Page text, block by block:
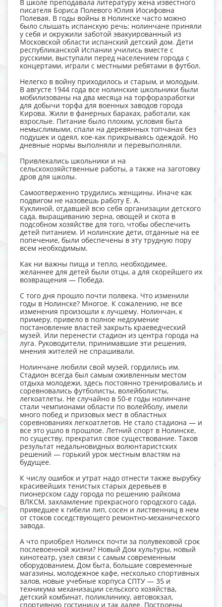
В школе преподавала литературу жена известного
писателя Бориса Полевого Юлия Иосифовна
Полевая. В годы войны в Нолинске часто можно
было слышать испанскую речь: нолинчане приняли
у себя и окружили заботой эвакуированный из
Московской области испанский детский дом. Дети
республиканской Испании учились вместе с
русскими, выступали перед населением города с
концертами, играли с местными ребятами в футбол.
Нелегко в войну приходилось и старым, и молодым.
В августе 1944 года все нолинские школьники были
мобилизованы на два месяца на торфоразработки
для добычи торфа для военных заводов города
Кирова. Жили в фанерных бараках, работали, как
взрослые. Питание было плохим, условия быта
немыслимыми, спали на деревянных топчанах без
подушек и одеял, кое-как прикрываясь одеждой. Но
дневные нормы выполняли и перевыполняли.
Привлекались школьники и на
сельскохозяйственные работы, а также на заготовку
дров для школы.
Самоотверженно трудились женщины. Иначе как
подвигом не назовешь работу Е. А.
Куклиной, отдавшей всю себя организации детского
сада, выращиванию зерна, овощей и скота в
подсобном хозяйстве для того, чтобы обеспечить
детей питанием. И нолинские дети, отданные на ее
попечение, были обеспечены в эту трудную пору
всем необходимым.
Как ни важны пища и тепло, необходимее,
желаннее для детей были отцы, а для скорейшего их
возвращения — Победа.
С того дня прошло почти полвека. Что изменили
годы в Нолинске? Многое. К сожалению, не все
изменения произошли к лучшему. Нолинчан, к
примеру, привело в полное недоумение
постановление властей закрыть краеведческий
музей. Или перенести стадион из центра города на
луга. Руководители, принимавшие эти решения,
мнения жителей не спрашивали.
Нолинчане любили свой музей, гордились им.
Стадион всегда был самым оживленным местом
отдыха молодежи, здесь постоянно тренировались и
соревновались футболисты, волейболисты,
легкоатлеты. Не случайно в 50-е годы нолинчане
стали чемпионами области по волейболу, имели
много побед и призовых мест в областных
соревнованиях легкоатлетов. Не стало стадиона — и
все это ушло в прошлое. Летний спорт в Нолинске,
по существу, прекратил свое существование. Таков
результат недальновидных волюнтаристских
решений — горький урок местным властям на
будущее.
К числу ошибок и утрат надо отнести также вырубку
красивейших тенистых старых деревьев в
пионерском саду города по решению райкома
ВЛКСМ, захламление прекрасного городского сада,
приведшее к гибели лип, сосен и лиственниц в нем
от стоков соседствующего ремонтно-механического
завода.
А что приобрел Нолинск почти за полувековой срок
послевоенной жизни? Новый Дом культуры, новый
кинотеатр, узел связи с самым современным
оборудованием, Дом быта, большие современные
магазины, молодежное кафе, несколько спортивных
залов, новые учебные корпуса СПТУ — 35 и
техникума механизации сельского хозяйства,
детский комбинат, поликлинику, автовокзал,
спортивную гостиницу и так далее. Построены